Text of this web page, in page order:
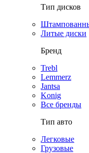
Тип дисков
Литые диски
Бренд
Trebl
Lemmerz
Jantsa
Konig
Все бренды
Тип авто
Легковые
Грузовые